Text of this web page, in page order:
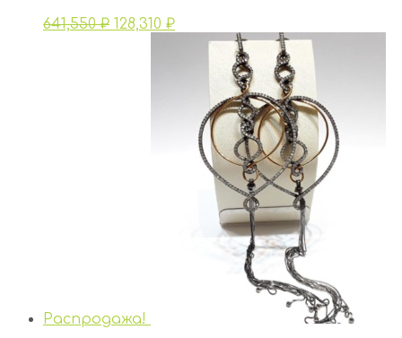
641,550₽ 128,310 ₽
Распродажа!